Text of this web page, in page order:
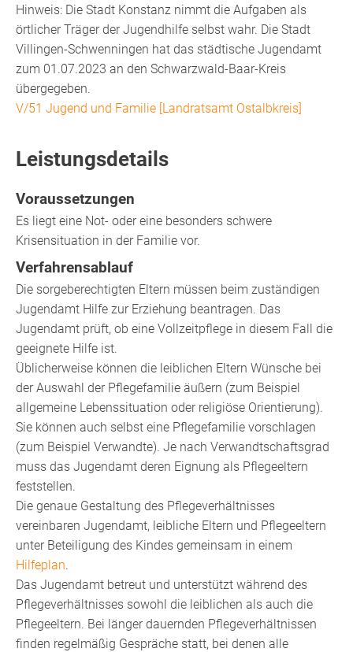
Hinweis: Die Stadt Konstanz nimmt die Aufgaben als
örtlicher Träger der Jugendhilfe selbst wahr. Die Stadt
Villingen-Schwenningen hat das städtische Jugendamt
zum 01.07.2023 an den Schwarzwald-Baar-Kreis
übergegeben.
V/51 Jugend und Familie [Landratsamt Ostalbkreis]
Leistungsdetails
Voraussetzungen
Es liegt eine Not- oder eine besonders schwere
Krisensituation in der Familie vor.
Verfahrensablauf
Die sorgeberechtigten Eltern müssen beim zuständigen
Jugendamt Hilfe zur Erziehung beantragen. Das
Jugendamt prüft, ob eine Vollzeitpflege in diesem Fall die
geeignete Hilfe ist.
Üblicherweise können die leiblichen Eltern Wünsche bei
der Auswahl der Pflegefamilie äußern (zum Beispiel
allgemeine Lebenssituation oder religiöse Orientierung).
Sie können auch selbst eine Pflegefamilie vorschlagen
(zum Beispiel Verwandte). Je nach Verwandtschaftsgrad
muss das Jugendamt deren Eignung als Pflegeeltern
feststellen.
Die genaue Gestaltung des Pflegeverhältnisses
vereinbaren Jugendamt, leibliche Eltern und Pflegeeltern
unter Beteiligung des Kindes gemeinsam in einem
Hilfeplan.
Das Jugendamt betreut und unterstützt während des
Pflegeverhältnisses sowohl die leiblichen als auch die
Pflegeeltern. Bei länger dauernden Pflegeverhältnissen
finden regelmäßig Gespräche statt, bei denen alle